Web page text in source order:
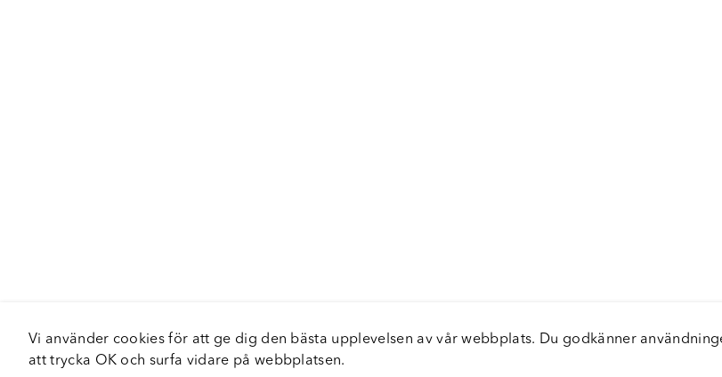
Vi använder cookies för att ge dig den bästa upplevelsen av vår webbplats. Du godkänner
att trycka OK och surfa vidare på webbplatsen.